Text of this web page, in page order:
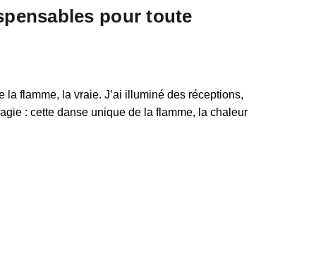
pour toute
la flamme, la vraie. J’ai illuminé des réceptions,
: cette danse unique de la flamme, la chaleur